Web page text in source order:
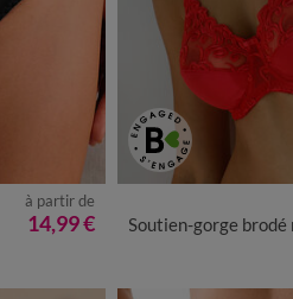
54/56à partir de
14,99 € Soutien-gorge brodé microfibre avec armatures